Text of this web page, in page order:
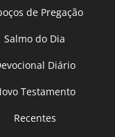
de Pregação
Salmo do Dia
Diário
Testamento
Recentes